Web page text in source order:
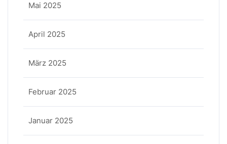
Mai 2025
April 2025
März 2025
Februar 2025
Januar 2025